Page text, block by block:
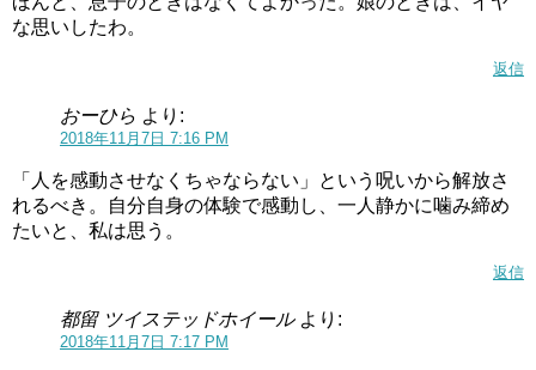
な思いしたわ。
返信
おーひら より:
2018年11月7日 7:16 PM
「人を感動させなくちゃならない」という呪いから解放さ
れるべき。自分自身の体験で感動し、一人静かに噛み締め
たいと、私は思う。
返信
都留 ツイステッドホイール より:
2018年11月7日 7:17 PM